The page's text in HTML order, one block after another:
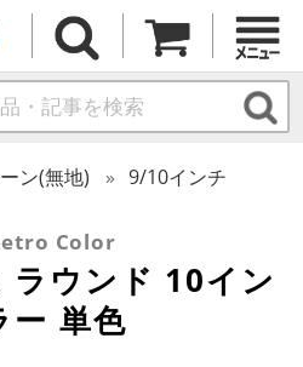
ン(無地)
9/10インチ
Color
ラウンド 10イン
ー 単色